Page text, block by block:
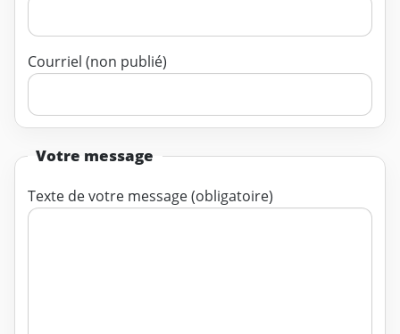
Courriel (non publié)
Votre message
Texte de votre message (obligatoire)